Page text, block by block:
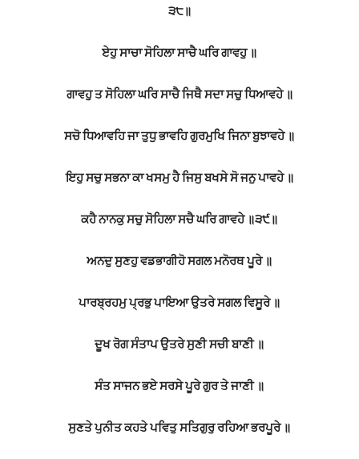
੩੮॥
ਏਹੁ ਸਾਚਾ ਸੋਹਿਲਾ ਸਾਚੈ ਘਰਿ ਗਾਵਹੁ ॥
ਗਾਵਹੁ ਤ ਸੋਹਿਲਾ ਘਰਿ ਸਾਚੈ ਜਿਥੈ ਸਦਾ ਸਚੁ ਧਿਆਵਹੇ ॥
ਸਚੋ ਧਿਆਵਹਿ ਜਾ ਤੁਧੁ ਭਾਵਹਿ ਗੁਰਮੁਖਿ ਜਿਨਾ ਬੁਝਾਵਹੇ ॥
ਇਹੁ ਸਚੁ ਸਭਨਾ ਕਾ ਖਸਮੁ ਹੈ ਜਿਸੁ ਬਖਸੇ ਸੋ ਜਨੁ ਪਾਵਹੇ ॥
ਕਹੈ ਨਾਨਕੁ ਸਚੁ ਸੋਹਿਲਾ ਸਚੈ ਘਰਿ ਗਾਵਹੇ ॥੩੯॥
ਅਨਦੁ ਸੁਣਹੁ ਵਡਭਾਗੀਹੋ ਸਗਲ ਮਨੋਰਥ ਪੂਰੇ ॥
ਪਾਰਬ੍ਰਹਮੁ ਪ੍ਰਭੁ ਪਾਇਆ ਉਤਰੇ ਸਗਲ ਵਿਸੂਰੇ ॥
ਦੂਖ ਰੋਗ ਸੰਤਾਪ ਉਤਰੇ ਸੁਣੀ ਸਚੀ ਬਾਣੀ ॥
ਸੰਤ ਸਾਜਨ ਭਏ ਸਰਸੇ ਪੂਰੇ ਗੁਰ ਤੇ ਜਾਣੀ ॥
ਸੁਣਤੇ ਪੁਨੀਤ ਕਹਤੇ ਪਵਿਤੁ ਸਤਿਗੁਰੁ ਰਹਿਆ ਭਰਪੂਰੇ ॥